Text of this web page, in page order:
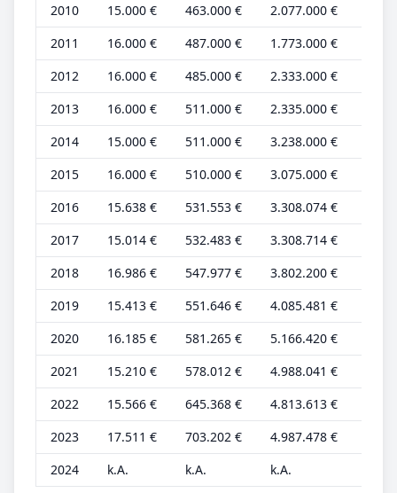
2010
15.000 € 463.000 € 2.077.000 €
2011
16.000 € 487.000 € 1.773.000 €
2012
16.000 € 485.000 € 2.333.000 €
2013
16.000 € 511.000 € 2.335.000 €
2014
15.000 € 511.000 € 3.238.000 €
2015
16.000 € 510.000 € 3.075.000 €
2016
15.638 € 531.553 € 3.308.074 €
2017
15.014 € 532.483 € 3.308.714 €
2018
16.986 € 547.977 € 3.802.200 €
2019
15.413 € 551.646 € 4.085.481 €
2020
16.185 € 581.265 € 5.166.420 €
2021
15.210 € 578.012 € 4.988.041 €
2022
15.566 € 645.368 € 4.813.613 €
2023
17.511 € 703.202 € 4.987.478 €
2024
k.A. k.A. k.A.